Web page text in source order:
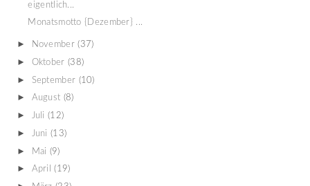
eigentlich...
Monatsmotto {Dezember} ...
► November (37)
► Oktober (38)
► September (10)
► August (8)
► Juli (12)
► Juni (13)
► Mai (9)
► April (19)